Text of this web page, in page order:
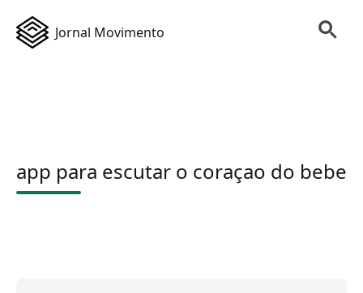
Jornal Movimento
app para escutar o coraçao do bebe